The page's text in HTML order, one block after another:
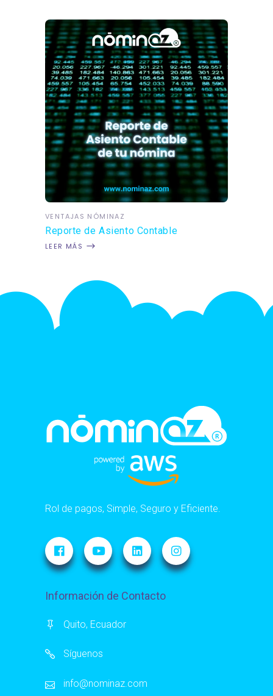
VENTAJAS NÓMINAZ
Reporte de Asiento Contable
LEER MÁS
Rol de pagos, Simple, Seguro y Eficiente.
Información de Contacto
Quito, Ecuador
Síguenos
info@nominaz.com